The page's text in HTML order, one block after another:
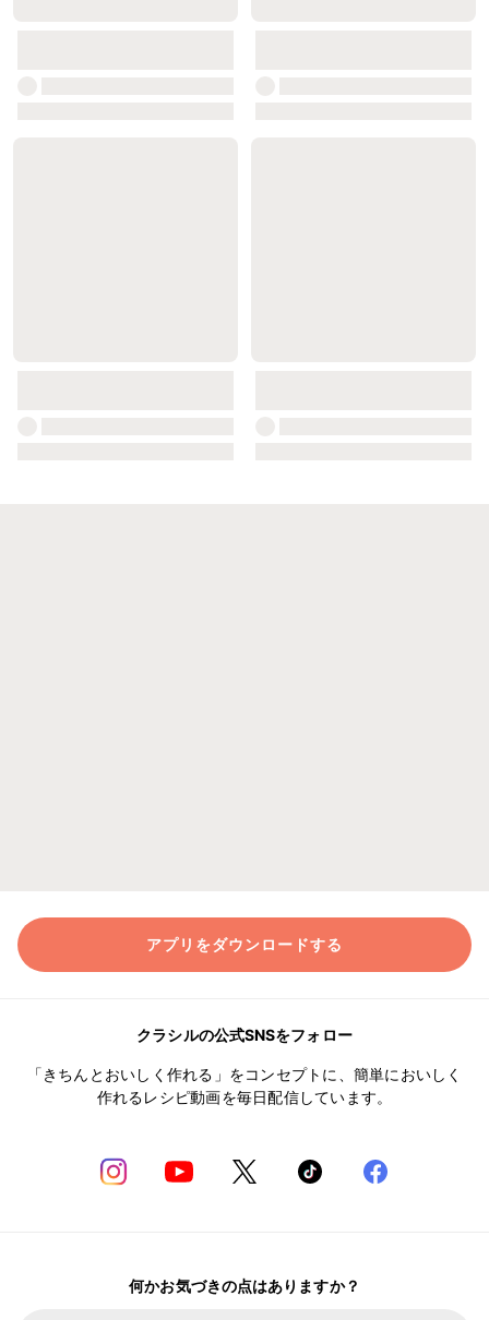
アプリをダウンロードする
クラシルの公式SNSをフォロー
「きちんとおいしく作れる」をコンセプトに、簡単においしく
作れるレシピ動画を毎日配信しています。
何かお気づきの点はありますか？